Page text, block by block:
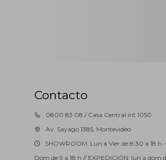
Contacto
0800 83 08 / Casa Central int 1050
Av. Sayago 1385, Montevideo
SHOWROOM: Lun a Vier de 8:30 a 18 h
Dom de 9 a 18 h // EXPEDICIÓN: lun a dom